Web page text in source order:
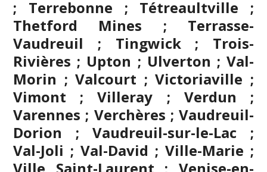
; Terrebonne ; Tétreaultville ;
Thetford Mines ; Terrasse-
Vaudreuil ; Tingwick ; Trois-
Rivières ; Upton ; Ulverton ; Val-
Morin ; Valcourt ; Victoriaville ;
Vimont ; Villeray ; Verdun ;
Varennes ; Verchères ; Vaudreuil-
Dorion ; Vaudreuil-sur-le-Lac ;
Val-Joli ; Val-David ; Ville-Marie ;